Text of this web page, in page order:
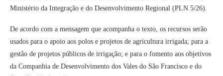
Ministério da Integração e do Desenvolvimento Regional (PLN 5/26).
De acordo com a mensagem que acompanha o texto, os recursos serão
usados para o apoio aos polos e projetos de agricultura irrigada; para a
gestão de projetos públicos de irrigação; e para o fomento aos objetivos
da Companhia de Desenvolvimento dos Vales do São Francisco e do